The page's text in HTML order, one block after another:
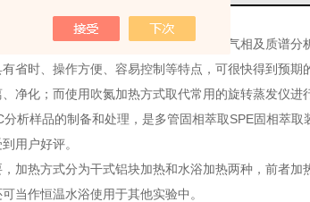
产品。氮吹浓缩加热装置适用于液相、气相及质谱
省时、操作方便、容易控制等特点，可很快得到预
净化；而使用吹氮加热方式取代常用的旋转蒸发仪进
析样品的制备和处理，是多管固相萃取SPE固相萃
用户好评。
加热方式分为干式铝块加热和水浴加热两种，前者
当作恒温水浴使用于其他实验中。